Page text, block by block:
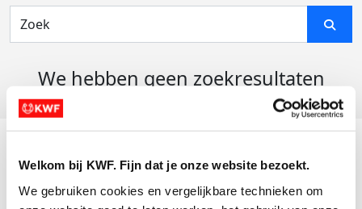
Welkom bij KWF. Fijn dat je onze website bezoekt.
We gebruiken cookies en vergelijkbare technieken om
We hebben geen zoekresultaten
Actiematerialen
Evenementen